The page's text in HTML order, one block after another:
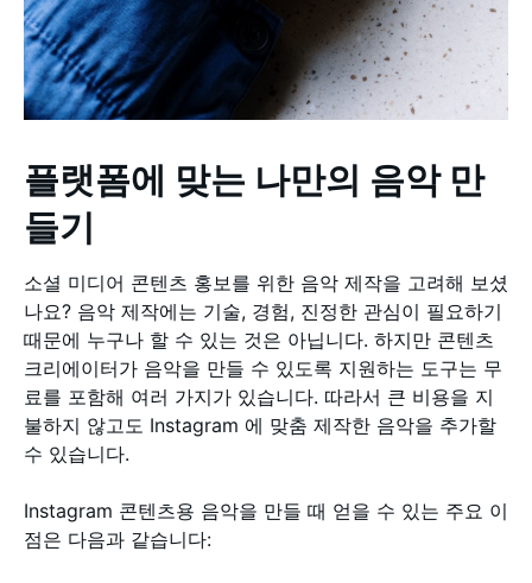
플랫폼에 맞는 나만의 음악 만
들기
소셜 미디어 콘텐츠 홍보를 위한 음악 제작을 고려해 보셨
나요? 음악 제작에는 기술, 경험, 진정한 관심이 필요하기
때문에 누구나 할 수 있는 것은 아닙니다. 하지만 콘텐츠
크리에이터가 음악을 만들 수 있도록 지원하는 도구는 무
료를 포함해 여러 가지가 있습니다. 따라서 큰 비용을 지
불하지 않고도 Instagram 에 맞춤 제작한 음악을 추가할
수 있습니다.
Instagram 콘텐츠용 음악을 만들 때 얻을 수 있는 주요 이
점은 다음과 같습니다: